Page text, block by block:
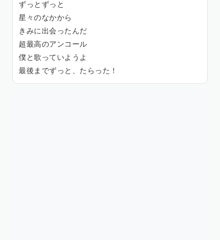
ずっとずっと
星々のなかから
きみに出会ったんだ
超最高のアンコール
僕と歌っていようよ
最後までずっと、たらった！